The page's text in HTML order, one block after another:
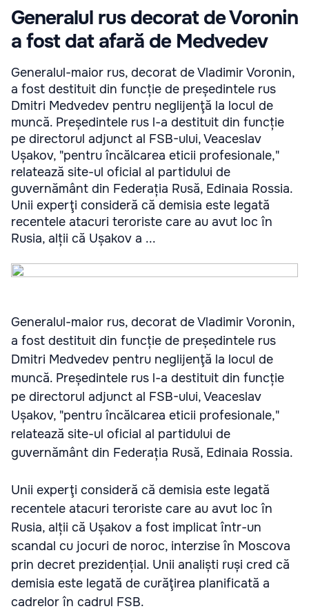
Generalul rus decorat de Voronin
a fost dat afară de Medvedev
Generalul-maior rus, decorat de Vladimir Voronin,
a fost destituit din funcție de președintele rus
Dmitri Medvedev pentru neglijenţă la locul de
muncă. Președintele rus l-a destituit din funcție
pe directorul adjunct al FSB-ului, Veaceslav
Ușakov, "pentru încălcarea eticii profesionale,"
relatează site-ul oficial al partidului de
guvernământ din Federația Rusă, Edinaia Rossia.
Unii experţi consideră că demisia este legată
recentele atacuri teroriste care au avut loc în
Rusia, alții că Ușakov a ...
Generalul-maior rus, decorat de Vladimir Voronin,
a fost destituit din funcție de președintele rus
Dmitri Medvedev pentru neglijenţă la locul de
muncă. Președintele rus l-a destituit din funcție
pe directorul adjunct al FSB-ului, Veaceslav
Ușakov, "pentru încălcarea eticii profesionale,"
relatează site-ul oficial al partidului de
guvernământ din Federația Rusă, Edinaia Rossia.
Unii experţi consideră că demisia este legată
recentele atacuri teroriste care au avut loc în
Rusia, alții că Ușakov a fost implicat într-un
scandal cu jocuri de noroc, interzise în Moscova
prin decret prezidențial. Unii analiști ruși cred că
demisia este legată de curăţirea planificată a
cadrelor în cadrul FSB.